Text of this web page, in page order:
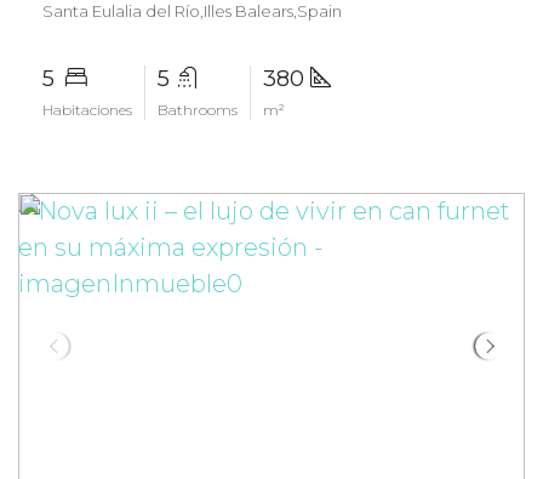
Santa Eulalia del Río,Illes Balears,Spain
5
Habitaciones
5
Bathrooms
380
m²